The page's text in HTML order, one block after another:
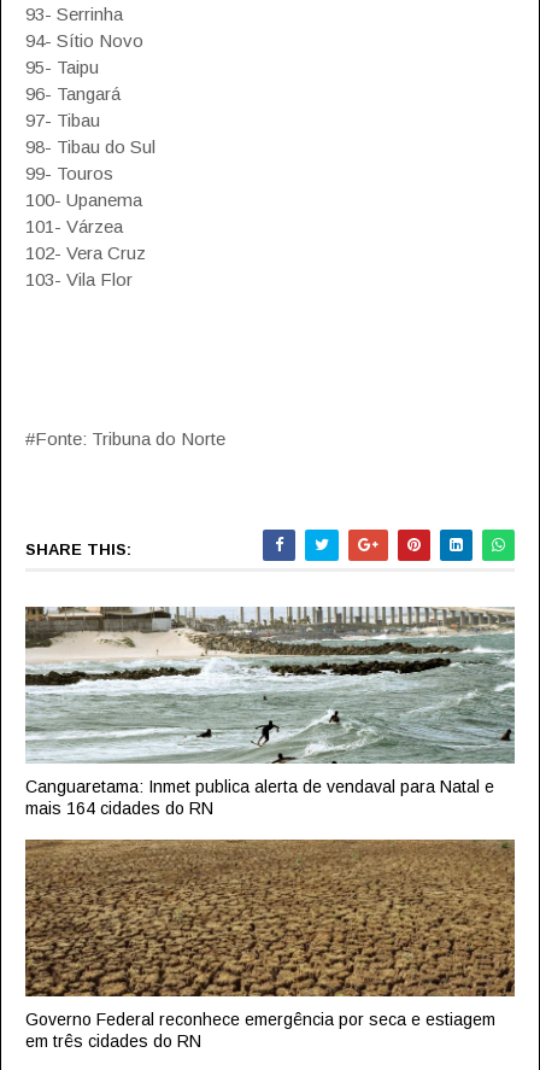
93- Serrinha
94- Sítio Novo
95- Taipu
96- Tangará
97- Tibau
98- Tibau do Sul
99- Touros
100- Upanema
101- Várzea
102- Vera Cruz
103- Vila Flor
#Fonte: Tribuna do Norte
SHARE THIS:
Canguaretama: Inmet publica alerta de vendaval para Natal e
mais 164 cidades do RN
Governo Federal reconhece emergência por seca e estiagem
em três cidades do RN